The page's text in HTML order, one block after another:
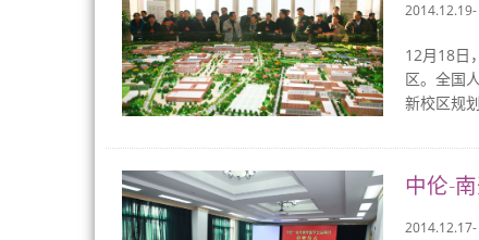
12月18日
区。全国
新校区规
中伦-